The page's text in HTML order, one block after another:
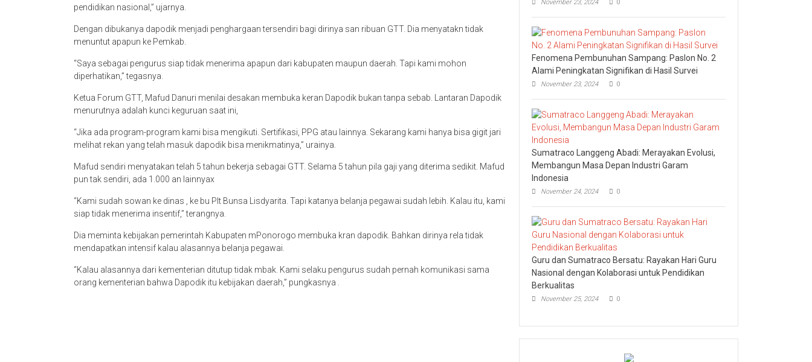
pendidikan nasional,” ujarnya.
Dengan dibukanya dapodik menjadi penghargaan tersendiri bagi dirinya san ribuan GTT. Dia menyatakn tidak
menuntut apapun ke Pemkab.
“Saya sebagai pengurus siap tidak menerima apapun dari kabupaten maupun daerah. Tapi kami mohon
diperhatikan,” tegasnya.
Ketua Forum GTT, Mafud Danuri menilai desakan membuka keran Dapodik bukan tanpa sebab. Lantaran Dapodik
menurutnya adalah kunci keguruan saat ini,
“Jika ada program-program kami bisa mengikuti. Sertifikasi, PPG atau lainnya. Sekarang kami hanya bisa gigit jari
melihat rekan yang telah masuk dapodik bisa menikmatinya,” urainya.
Mafud sendiri menyatakan telah 5 tahun bekerja sebagai GTT. Selama 5 tahun pila gaji yang diterima sedikit. Mafud
pun tak sendiri, ada 1.000 an lainnyax
“Kami sudah sowan ke dinas , ke bu Plt Bunsa Lisdyarita. Tapi katanya belanja pegawai sudah lebih. Kalau itu, kami
siap tidak menerima insentif,” terangnya.
Dia meminta kebijakan pemerintah Kabupaten mPonorogo membuka kran dapodik. Bahkan dirinya rela tidak
mendapatkan intensif kalau alasannya belanja pegawai.
“Kalau alasannya dari kementerian ditutup tidak mbak. Kami selaku pengurus sudah pernah komunikasi sama
orang kementerian bahwa Dapodik itu kebijakan daerah,” pungkasnya .
November 23, 2024 0
Fenomena Pembunuhan Sampang: Paslon No. 2
Alami Peningkatan Signifikan di Hasil Survei
November 23, 2024 0
Sumatraco Langgeng Abadi: Merayakan Evolusi,
Membangun Masa Depan Industri Garam
Indonesia
November 24, 2024 0
Guru dan Sumatraco Bersatu: Rayakan Hari Guru
Nasional dengan Kolaborasi untuk Pendidikan
Berkualitas
November 25, 2024 0